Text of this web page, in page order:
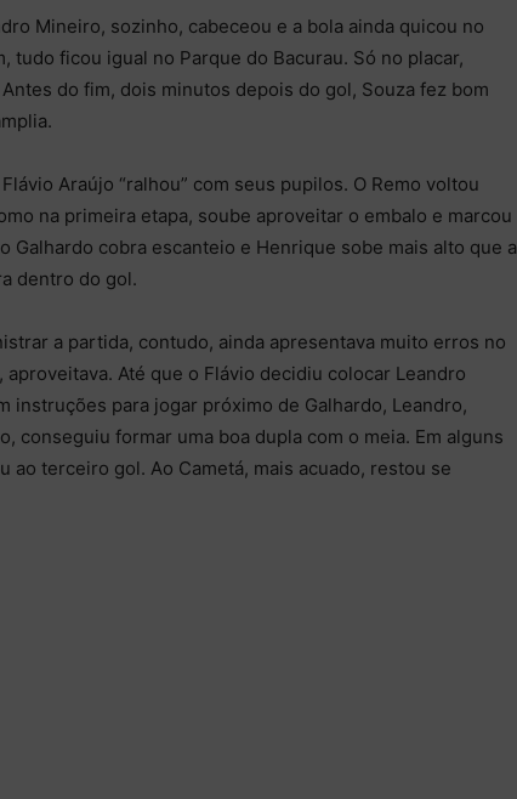
Mineiro, sozinho, cabeceou e a bola ainda quicou no
tudo ficou igual no Parque do Bacurau. Só no placar,
do fim, dois minutos depois do gol, Souza fez bom
Araújo “ralhou” com seus pupilos. O Remo voltou
na primeira etapa, soube aproveitar o embalo e marcou
Galhardo cobra escanteio e Henrique sobe mais alto que a
dentro do gol.
a partida, contudo, ainda apresentava muito erros no
Até que o Flávio decidiu colocar Leandro
instruções para jogar próximo de Galhardo, Leandro,
conseguiu formar uma boa dupla com o meia. Em alguns
ao terceiro gol. Ao Cametá, mais acuado, restou se